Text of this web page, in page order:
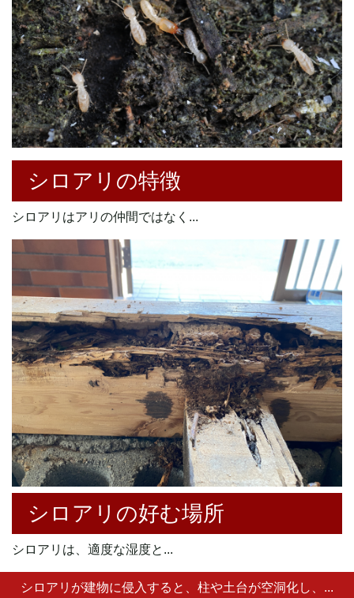
シロアリの特徴
シロアリはアリの仲間ではなく...
シロアリの好む場所
シロアリは、適度な湿度と...
シロアリが建物に侵入すると、 柱や土台が空洞化し、 ...